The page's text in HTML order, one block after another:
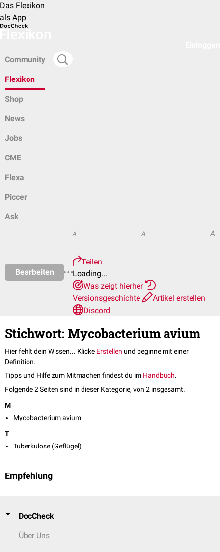
Das Flexikon
als App
Community
Flexikon
Shop
News
Jobs
CME
Flexa
Piccer
Ask
Bearbeiten
A A A
Teilen
Loading...
Was zeigt hierher
Versionsgeschichte
Artikel erstellen
Discord
Stichwort: Mycobacterium avium
Hier fehlt dein Wissen... Klicke Erstellen und beginne mit einer
Definition.
Tipps und Hilfe zum Mitmachen findest du im Handbuch.
Folgende 2 Seiten sind in dieser Kategorie, von 2 insgesamt.
M
Mycobacterium avium
T
Tuberkulose (Geflügel)
Empfehlung
DocCheck
Über Uns